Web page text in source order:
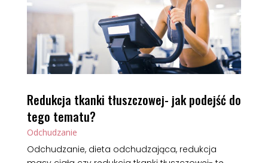
Redukcja tkanki tłuszczowej- jak podejść do
tego tematu?
Odchudzanie
Odchudzanie, dieta odchudzająca, redukcja